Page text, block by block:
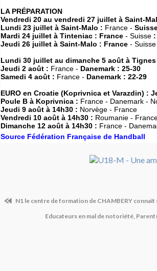
LA PRÉPARATION
Vendredi 20 au vendredi 27 juillet à Saint-
Lundi 23 juillet à Saint-Malo : France -
Mardi 24 juillet à Tinteniac : France - Suisse
Jeudi 26 juillet à Saint-Malo : France - Suisse
Lundi 30 juillet au dimanche 5 août à Tignes
Jeudi 2 août : France - Danemark : 25-30
Samedi 4 août : France - Danemark : 22-29
EURO en Croatie (Koprivnica et Varazdin) :
Poule B à Koprivnica : France - Danemark -
Jeudi 9 août à 14h30 : Norvège - France
Vendredi 10 août à 14h30 : Roumanie -
Dimanche 12 août à 14h30 : France -
Source Fédération Française de Handball
N1 le centre de formation de CHAMBERY connaît
Educateurs en mal de notoriété,